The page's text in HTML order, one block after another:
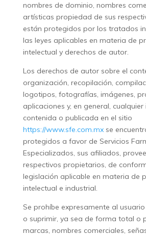
nombres de dominio, nombres
artísticas propiedad de sus
están protegidos por los tratados
las leyes aplicables en materia de
intelectual y derechos de autor.
Los derechos de autor sobre el
organización, recopilación,
logotipos, fotografías, imágenes,
aplicaciones y, en general,
contenida o publicada en el sitio
https://www.sfe.com.mxse
protegidos a favor de Servicios
Especializados, sus afiliados,
respectivos propietarios, de
legislación aplicable en materia de
intelectual e industrial.
Se prohíbe expresamente al
o suprimir, ya sea de forma total o
marcas, nombres comerciales,